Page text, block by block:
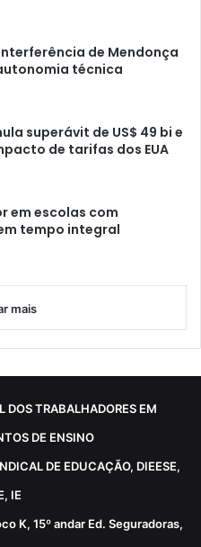
de Mendonça
técnica
superávit de US$ 49 bi e
de tarifas dos EUA
em escolas com
tempo integral
mais
TRABALHADORES EM
DE ENSINO
DE EDUCAÇÃO, DIEESE,
IE
K, 15º andar Ed. Seguradoras,